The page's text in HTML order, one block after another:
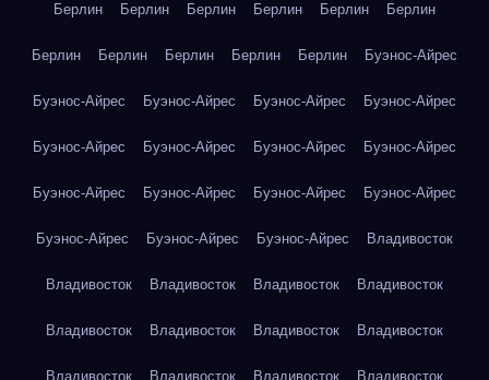
Берлин Берлин Берлин Берлин Берлин Берлин
Берлин Берлин Берлин Берлин Берлин Буэнос-Айрес
Буэнос-Айрес Буэнос-Айрес Буэнос-Айрес Буэнос-Айрес
Буэнос-Айрес Буэнос-Айрес Буэнос-Айрес Буэнос-Айрес
Буэнос-Айрес Буэнос-Айрес Буэнос-Айрес Буэнос-Айрес
Буэнос-Айрес Буэнос-Айрес Буэнос-Айрес Владивосток
Владивосток Владивосток Владивосток Владивосток
Владивосток Владивосток Владивосток Владивосток
Владивосток Владивосток Владивосток Владивосток